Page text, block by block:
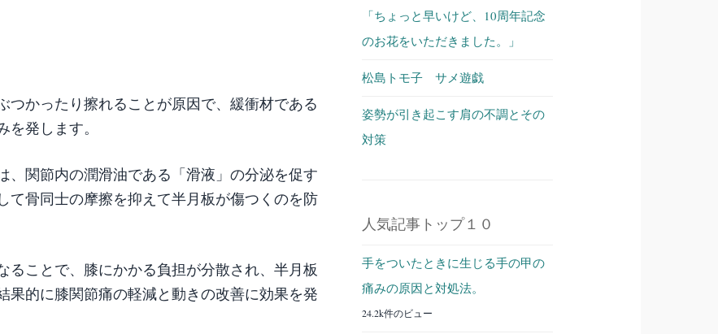
つかったり擦れることが原因で、緩衝材である
発します。
、関節内の潤滑油である「滑液」の分泌を促す
て骨同士の摩擦を抑えて半月板が傷つくのを防
ることで、膝にかかる負担が分散され、半月板
果的に膝関節痛の軽減と動きの改善に効果を発
「ちょっと早いけど、10周年記念
のお花をいただきました。」
松島トモ子 サメ遊戯
姿勢が引き起こす肩の不調とその
対策
人気記事トップ１０
手をついたときに生じる手の甲の
痛みの原因と対処法。
24.2k件のビュー